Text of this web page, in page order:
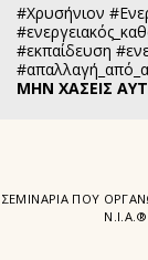
#Χρυσήνιον
#εκπαίδευση
ΜΗΝ ΧΑΣΕΙΣ
ΣΕΜΙΝΆΡΙΑ ΠΟΥ
N.I.A.®